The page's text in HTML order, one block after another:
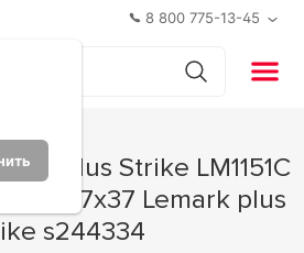
8 800 775-13-45
21x17x37 Lemark plus
s244334